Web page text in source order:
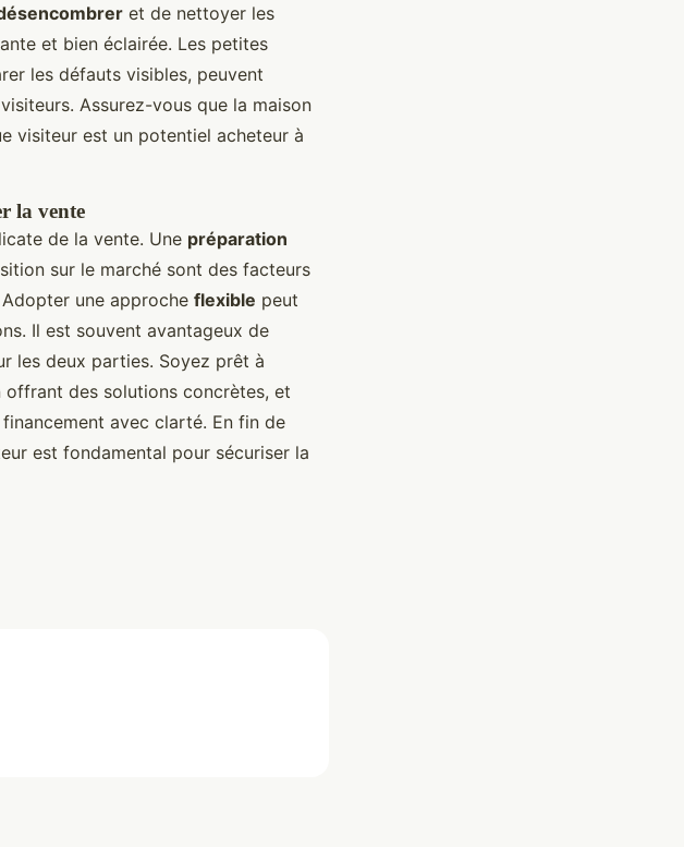
et de nettoyer les
et bien éclairée. Les petites
les défauts visibles, peuvent
Assurez-vous que la maison
visiteur est un potentiel acheteur à
la vente
de la vente. Une préparation
sur le marché sont des facteurs
une approche flexible peut
Il est souvent avantageux de
les deux parties. Soyez prêt à
des solutions concrètes, et
avec clarté. En fin de
est fondamental pour sécuriser la